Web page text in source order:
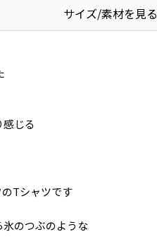
サイズ/素材を見る
じる
Tシャツです
のつぶのような